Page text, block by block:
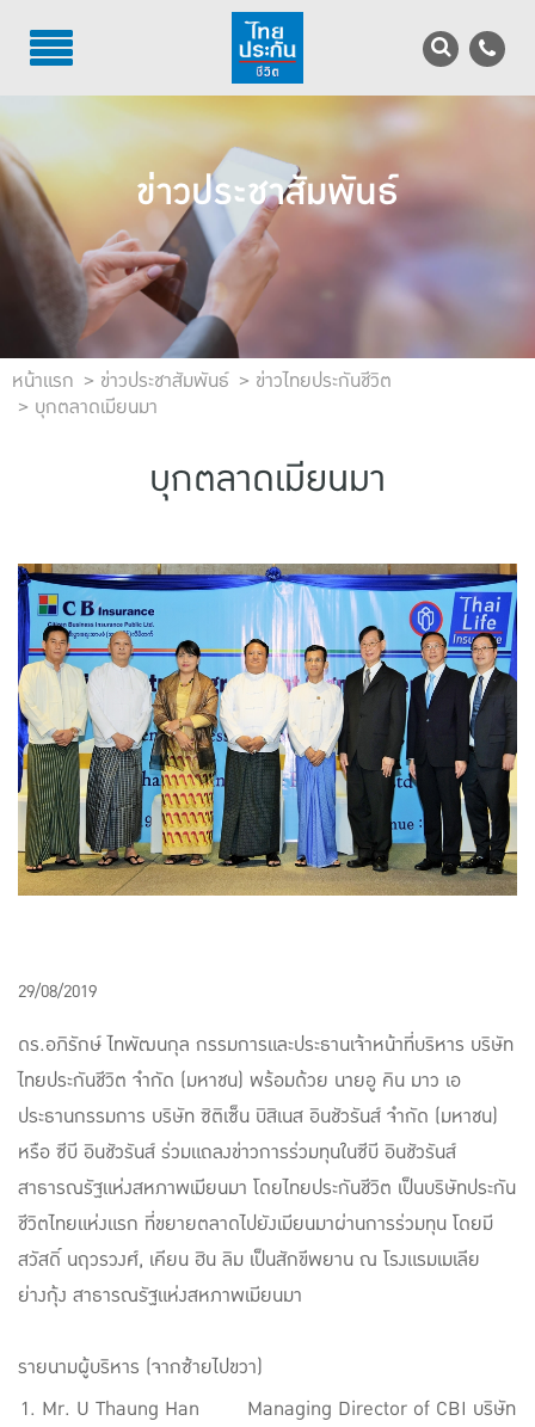
TH EN
บริการลูกค้า
บริการตัวแทน
รู้จักไทยประกันชีวิต
นักลงทุนสัมพันธ์
เพื่อสังคมไทย
แบบประกันที่เหมาะกับช่วงอายุ
เปรียบเทียบแบบประกัน
เลือกแบบประกันที่เหมาะกับคุณ
TL Learning Center
ข่าวประชาสัมพันธ์
หน้าแรก ข่าวประชาสัมพันธ์
ข่าวไทยประกันชีวิต
บุกตลาดเมียนมา
บุกตลาดเมียนมา
29/08/2019
ดร.อภิรักษ์ ไทพัฒนกุล กรรมการและประธานเจ้าหน้าที่บริหาร บริษัท
ไทยประกันชีวิต จำกัด (มหาชน) พร้อมด้วย นายอู คิน มาว เอ
ประธานกรรมการ บริษัท ซิติเซ็น บิสิเนส อินชัวรันส์ จำกัด (มหาชน)
หรือ ซีบี อินชัวรันส์ ร่วมแถลงข่าวการร่วมทุนในซีบี อินชัวรันส์
สาธารณรัฐแห่งสหภาพเมียนมา โดยไทยประกันชีวิต เป็นบริษัทประกัน
ชีวิตไทยแห่งแรก ที่ขยายตลาดไปยังเมียนมาผ่านการร่วมทุน โดยมี
สวัสดิ์ นฤวรวงศ์, เคียน ฮิน ลิม เป็นสักขีพยาน ณ โรงแรมเมเลีย
ย่างกุ้ง สาธารณรัฐแห่งสหภาพเมียนมา
รายนามผู้บริหาร (จากซ้ายไปขวา)
Mr. U Thaung Han Managing Director of CBI บริษัท